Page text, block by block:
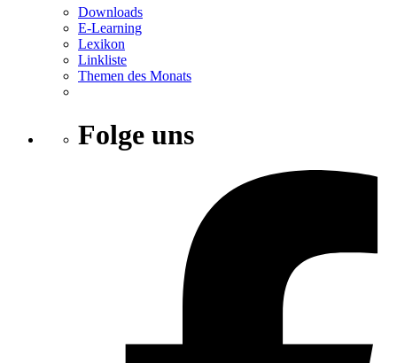
Downloads
E-Learning
Lexikon
Linkliste
Themen des Monats
Folge uns